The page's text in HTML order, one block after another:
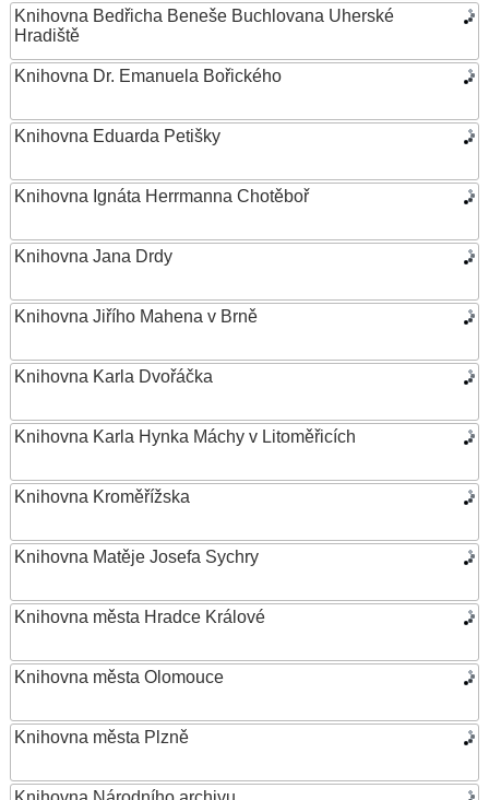
Knihovna Bedřicha Beneše Buchlovana Uherské
Hradiště
Knihovna Dr. Emanuela Bořického
Knihovna Eduarda Petišky
Knihovna Ignáta Herrmanna Chotěboř
Knihovna Jana Drdy
Knihovna Jiřího Mahena v Brně
Knihovna Karla Dvořáčka
Knihovna Karla Hynka Máchy v Litoměřicích
Knihovna Kroměřížska
Knihovna Matěje Josefa Sychry
Knihovna města Hradce Králové
Knihovna města Olomouce
Knihovna města Plzně